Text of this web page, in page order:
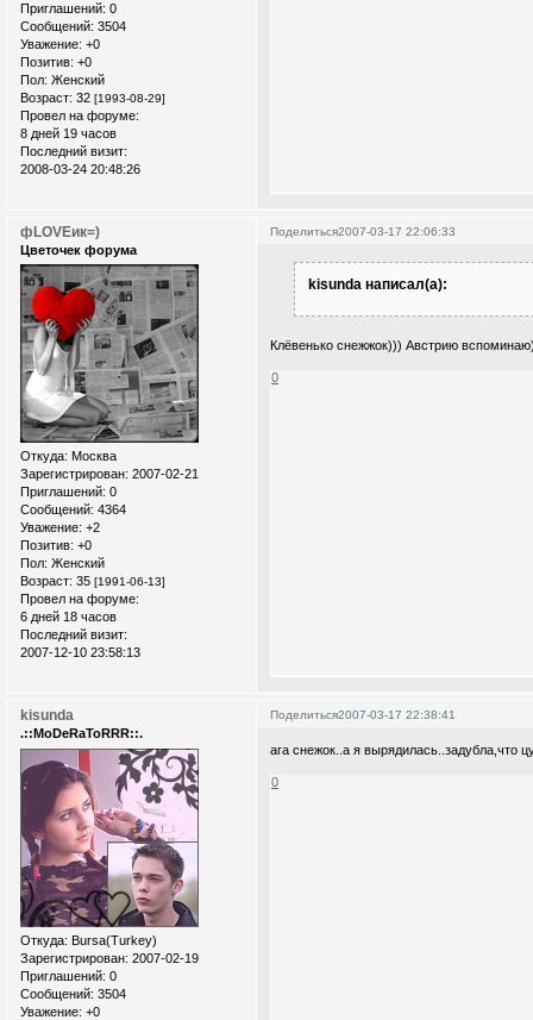
Приглашений: 0
Сообщений: 3504
Уважение: +0
Позитив: +0
Пол: Женский
Возраст: 32 [1993-08-29]
Провел на форуме:
8 дней 19 часов
Последний визит:
2008-03-24 20:48:26
Поделиться2007-03-17 22:06:33
фLOVEик=)
Цветочек форума
Откуда: Москва
Зарегистрирован: 2007-02-21
Приглашений: 0
Сообщений: 4364
Уважение: +2
Позитив: +0
Пол: Женский
Возраст: 35 [1991-06-13]
Провел на форуме:
6 дней 18 часов
Последний визит:
2007-12-10 23:58:13
kisunda написал(а):
Клёвенько снежжок))) Австрию
0
Поделиться2007-03-17 22:38:41
kisunda
.::MoDeRaToRRR::.
Откуда: Bursa(Turkey)
Зарегистрирован: 2007-02-19
Приглашений: 0
Сообщений: 3504
Уважение: +0
ага снежок..а я вырядилась..задубла,что
0